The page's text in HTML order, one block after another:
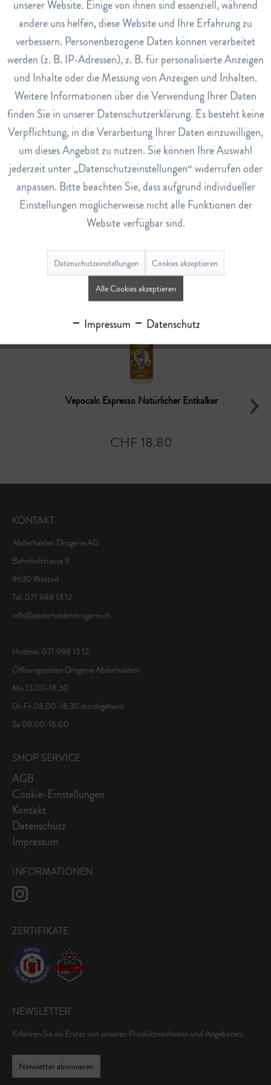
Hinweise
Duftneutral. Anwendung verdünnt oder unverdünnt. Für
Kinder unerrreichbar aufbewahren.
Art.Nr.
6467644
EAN
4007547333031
Lagerbestand
0
Bewertungen 0
Bewertungen lesen, schreiben und diskutieren...
Ähnliche Artikel
Vepocalc Espresso Natürlicher Entkalker
CHF 18.80
KONTAKT
Abderhalden Drogerie AG
Bahnhofstrasse 9
9630 Wattwil
Tel. 071 988 13 12
info@abderhaldendrogerie.ch
Hotline: 071 988 13 12
Öffnungszeiten Drogerie Abderhalden:
Mo 13.00-18.30
Di-Fr 08.00-18.30 durchgehend
Sa 08.00-16.00
SHOP SERVICE
AGB
Cookie-Einstellungen
Kontakt
Datenschutz
Impressum
INFORMATIONEN
ZERTIFIKATE
NEWSLETTER
Erfahren Sie als Erstes von unseren Produktneuheiten und Angeboten:
Newsletter abonnieren
Marketing Inaktiv
Tracking Inaktiv
Service Inaktiv
unserer Website. Einige von ihnen sind essenziell, während
andere uns helfen, diese Website und Ihre Erfahrung zu
verbessern. Personenbezogene Daten können verarbeitet
werden (z. B. IP-Adressen), z. B. für personalisierte Anzeigen
und Inhalte oder die Messung von Anzeigen und Inhalten.
Weitere Informationen über die Verwendung Ihrer Daten
finden Sie in unserer Datenschutzerklärung. Es besteht keine
Verpflichtung, in die Verarbeitung Ihrer Daten einzuwilligen,
um dieses Angebot zu nutzen. Sie können Ihre Auswahl
jederzeit unter „Datenschutzeinstellungen“ widerrufen oder
anpassen. Bitte beachten Sie, dass aufgrund individueller
Einstellungen möglicherweise nicht alle Funktionen der
Website verfügbar sind.
Datenschutzeinstellungen Cookies akzeptieren
Alle Cookies akzeptieren
Impressum Datenschutz